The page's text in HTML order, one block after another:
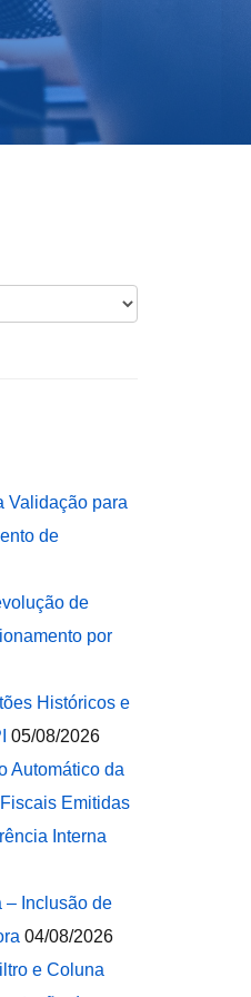
Validação para
de
de
por
Históricos e
05/08/2026
Automático da
Emitidas
Interna
– Inclusão de
04/08/2026
e Coluna